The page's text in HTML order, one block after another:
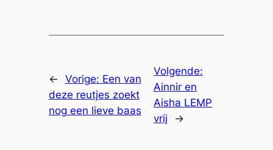
← Vorige: Een van
deze reutjes zoekt
nog een lieve baas
Volgende:
Ainnir en
Aisha LEMP
vrij
→